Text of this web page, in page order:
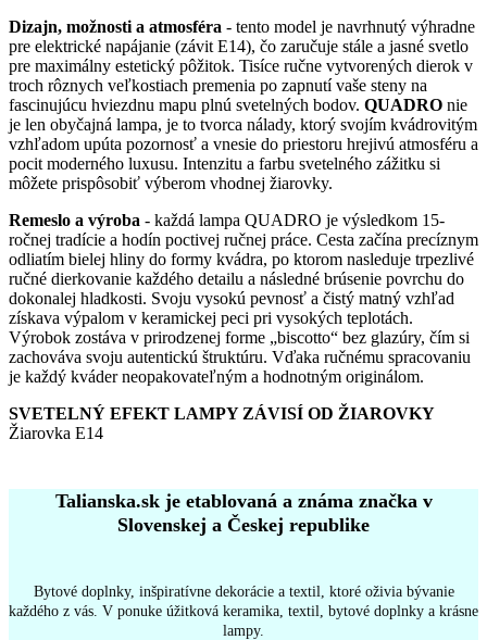
Dizajn, možnosti a atmosféra - tento model je navrhnutý výhradne
pre elektrické napájanie (závit E14), čo zaručuje stále a jasné svetlo
pre maximálny estetický pôžitok. Tisíce ručne vytvorených dierok v
troch rôznych veľkostiach premenia po zapnutí vaše steny na
fascinujúcu hviezdnu mapu plnú svetelných bodov. QUADRO nie
je len obyčajná lampa, je to tvorca nálady, ktorý svojím kvádrovitým
vzhľadom upúta pozornosť a vnesie do priestoru hrejivú atmosféru a
pocit moderného luxusu. Intenzitu a farbu svetelného zážitku si
môžete prispôsobiť výberom vhodnej žiarovky.
Remeslo a výroba - každá lampa QUADRO je výsledkom 15-
ročnej tradície a hodín poctivej ručnej práce. Cesta začína precíznym
odliatím bielej hliny do formy kvádra, po ktorom nasleduje trpezlivé
ručné dierkovanie každého detailu a následné brúsenie povrchu do
dokonalej hladkosti. Svoju vysokú pevnosť a čistý matný vzhľad
získava výpalom v keramickej peci pri vysokých teplotách.
Výrobok zostáva v prirodzenej forme „biscotto“ bez glazúry, čím si
zachováva svoju autentickú štruktúru. Vďaka ručnému spracovaniu
je každý kváder neopakovateľným a hodnotným originálom.
SVETELNÝ EFEKT LAMPY ZÁVISÍ OD ŽIAROVKY
Žiarovka E14
Talianska.sk je etablovaná a známa značka v
Slovenskej a Českej republike
Bytové doplnky, inšpiratívne dekorácie a textil, ktoré oživia bývanie
každého z vás. V ponuke úžitková keramika, textil, bytové doplnky a krásne
lampy.